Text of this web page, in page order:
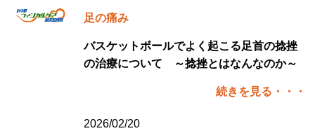
足の痛み
バスケットボールでよく起こる足首の捻挫
の治療について ～捻挫とはなんなのか～
続きを見る・・・
2026/02/20